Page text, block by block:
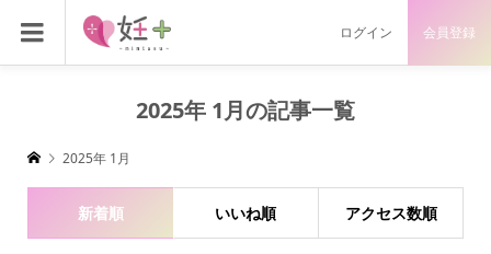
ログイン 会員登録
2025年 1月の記事一覧
2025年 1月
新着順 いいね順 アクセス数順